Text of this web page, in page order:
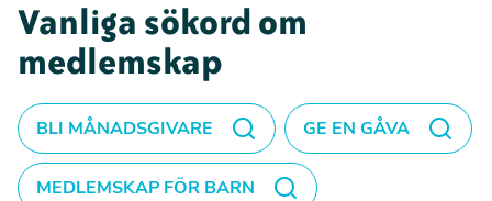
Vanliga sökord om
medlemskap
BLI MÅNADSGIVARE GE EN GÅVA
MEDLEMSKAP FÖR BARN